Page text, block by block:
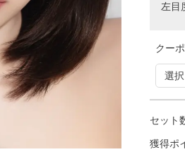
左目
クー
セット
獲得ポ